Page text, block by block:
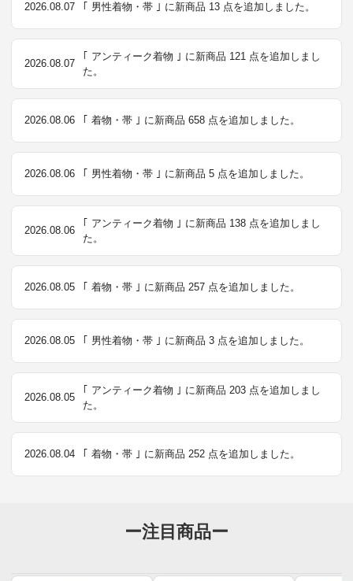
2026.08.07 ｢ 男性着物・帯 ｣ に新商品 13 点を追加しました。
2026.08.07
｢ アンティーク着物 ｣ に新商品 121 点を追加しまし
た。
2026.08.06 ｢ 着物・帯 ｣ に新商品 658 点を追加しました。
2026.08.06 ｢ 男性着物・帯 ｣ に新商品 5 点を追加しました。
2026.08.06
｢ アンティーク着物 ｣ に新商品 138 点を追加しまし
た。
2026.08.05 ｢ 着物・帯 ｣ に新商品 257 点を追加しました。
2026.08.05 ｢ 男性着物・帯 ｣ に新商品 3 点を追加しました。
2026.08.05
｢ アンティーク着物 ｣ に新商品 203 点を追加しまし
た。
2026.08.04 ｢ 着物・帯 ｣ に新商品 252 点を追加しました。
ー注目商品ー